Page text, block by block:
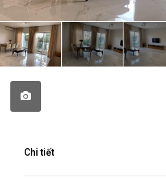
Chi tiết